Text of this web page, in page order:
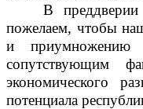
В преддверии
пожелаем, чтобы
и приумножению
сопутствующим
экономического
потенциала